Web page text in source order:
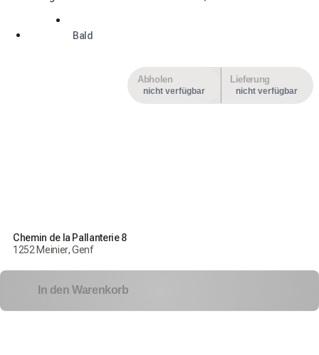
Bald
Abholen
nicht verfügbar
Lieferung
nicht verfügbar
Chemin de la Pallanterie 8
1252 Meinier, Genf
In den Warenkorb